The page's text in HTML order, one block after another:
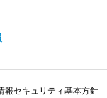
報セキュリティ基本方針